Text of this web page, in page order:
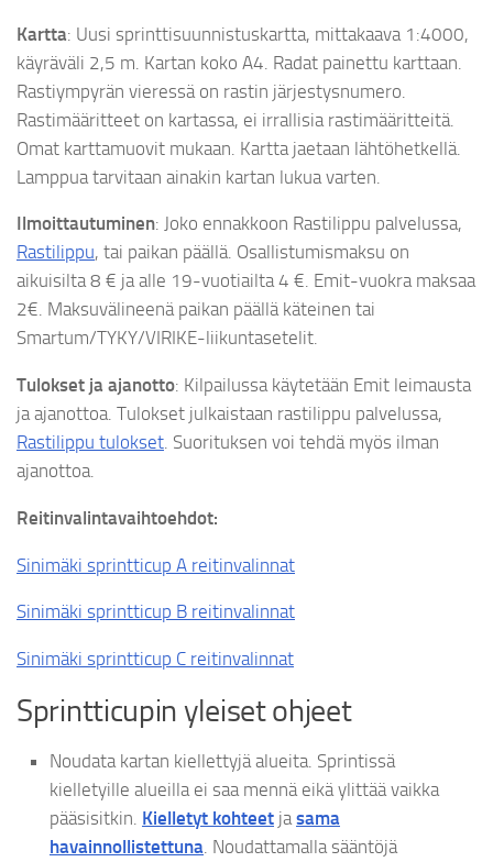
Kartta: Uusi sprinttisuunnistuskartta, mittakaava 1:4000,
käyräväli 2,5 m. Kartan koko A4. Radat painettu karttaan.
Rastiympyrän vieressä on rastin järjestysnumero.
Rastimääritteet on kartassa, ei irrallisia rastimääritteitä.
Omat karttamuovit mukaan. Kartta jaetaan lähtöhetkellä.
Lamppua tarvitaan ainakin kartan lukua varten.
Ilmoittautuminen: Joko ennakkoon Rastilippu palvelussa,
Rastilippu, tai paikan päällä. Osallistumismaksu on
aikuisilta 8 € ja alle 19-vuotiailta 4 €. Emit-vuokra maksaa
2€. Maksuvälineenä paikan päällä käteinen tai
Smartum/TYKY/VIRIKE-liikuntasetelit.
Tulokset ja ajanotto: Kilpailussa käytetään Emit leimausta
ja ajanottoa. Tulokset julkaistaan rastilippu palvelussa,
Rastilippu tulokset. Suorituksen voi tehdä myös ilman
ajanottoa.
Reitinvalintavaihtoehdot:
Sinimäki sprintticup A reitinvalinnat
Sinimäki sprintticup B reitinvalinnat
Sinimäki sprintticup C reitinvalinnat
Sprintticupin yleiset ohjeet
Noudata kartan kiellettyjä alueita. Sprintissä
kielletyille alueilla ei saa mennä eikä ylittää vaikka
pääsisitkin. Kielletyt kohteet ja sama
havainnollistettuna . Noudattamalla sääntöjä